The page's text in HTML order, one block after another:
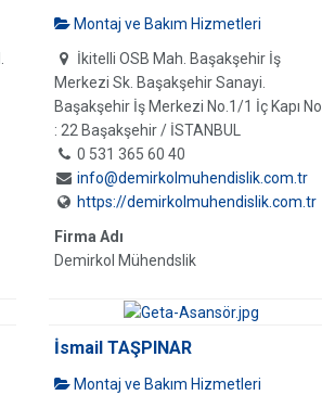
Montaj ve Bakım Hizmetleri
İkitelli OSB Mah. Başakşehir İş
Merkezi Sk. Başakşehir Sanayi.
Başakşehir İş Merkezi No.1/1 İç Kapı No
: 22 Başakşehir / İSTANBUL
0 531 365 60 40
info@demirkolmuhendislik.com.tr
https://demirkolmuhendislik.com.tr
Firma Adı
Demirkol Mühendslik
İsmail TAŞPINAR
Montaj ve Bakım Hizmetleri